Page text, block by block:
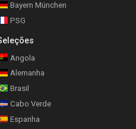
Bayern München
PSG
Angola
Alemanha
Brasil
Cabo Verde
Espanha